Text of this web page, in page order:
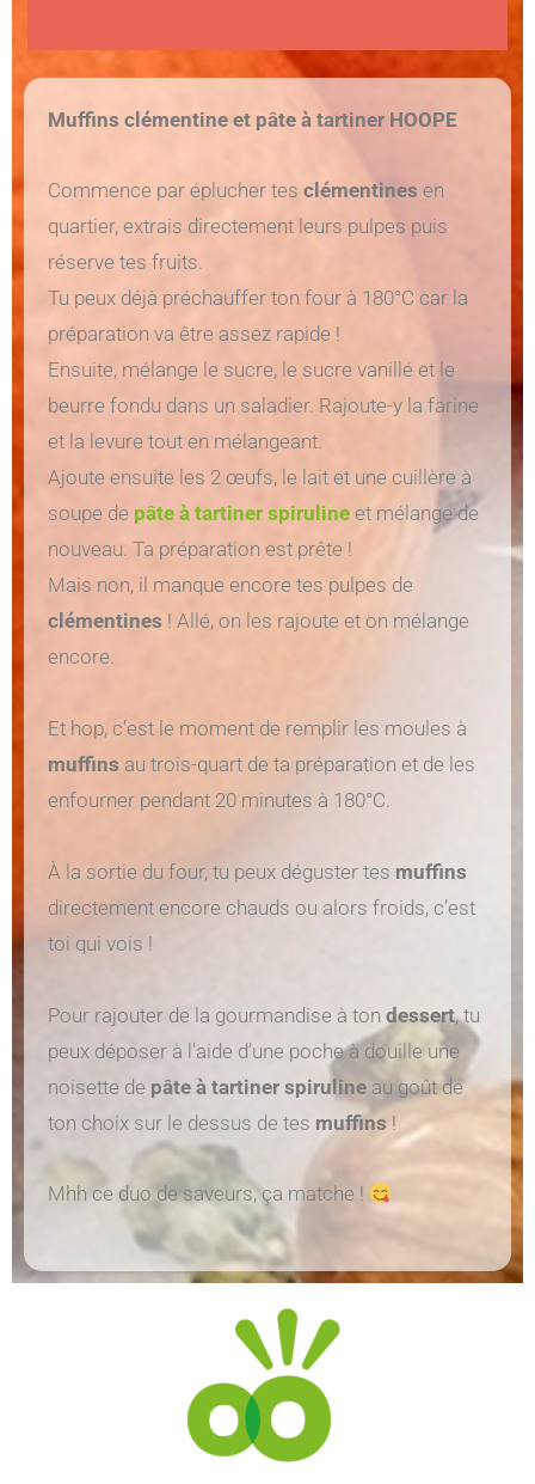
Muffins clémentine et pâte à tartiner HOOPE
Commence par éplucher tes clémentines en
quartier, extrais directement leurs pulpes puis
réserve tes fruits.
Tu peux déjà préchauffer ton four à 180°C car la
préparation va être assez rapide !
Ensuite, mélange le sucre, le sucre vanillé et le
beurre fondu dans un saladier. Rajoute-y la farine
et la levure tout en mélangeant.
Ajoute ensuite les 2 œufs, le lait et une cuillère à
soupe de pâte à tartiner spiruline et mélange de
nouveau. Ta préparation est prête !
Mais non, il manque encore tes pulpes de
clémentines ! Allé, on les rajoute et on mélange
encore.
Et hop, c’est le moment de remplir les moules à
muffins au trois-quart de ta préparation et de les
enfourner pendant 20 minutes à 180°C.
À la sortie du four, tu peux déguster tes muffins
directement encore chauds ou alors froids, c’est
toi qui vois !
Pour rajouter de la gourmandise à ton dessert, tu
peux déposer à l’aide d’une poche à douille une
noisette de pâte à tartiner spiruline au goût de
ton choix sur le dessus de tes muffins !
Mhh ce duo de saveurs, ça matche !